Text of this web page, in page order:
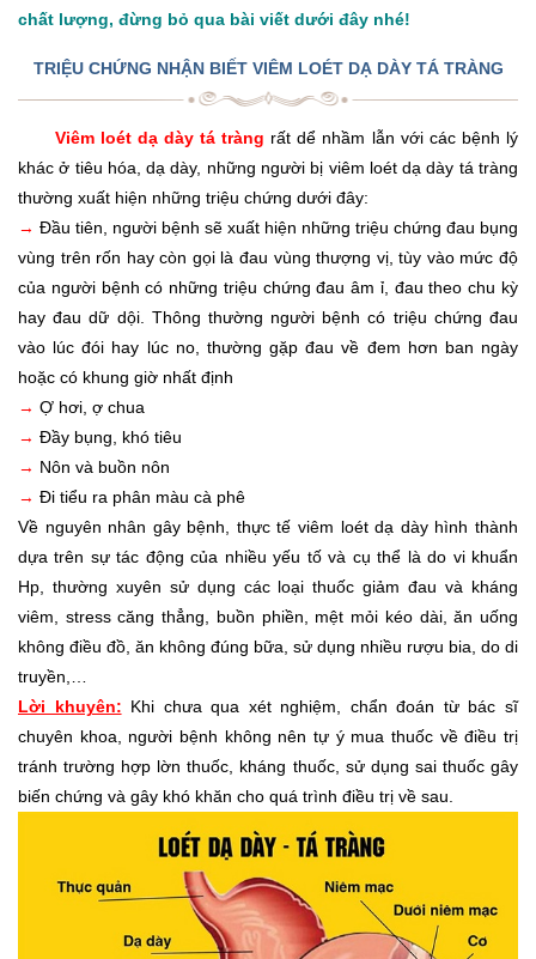
chất lượng, đừng bỏ qua bài viết dưới đây nhé!
TRIỆU CHỨNG NHẬN BIẾT VIÊM LOÉT DẠ DÀY TÁ TRÀNG
Viêm loét dạ dày tá tràng rất dể nhầm lẫn với các bệnh lý
khác ở tiêu hóa, dạ dày, những người bị viêm loét dạ dày tá tràng
thường xuất hiện những triệu chứng dưới đây:
→ Đầu tiên, người bệnh sẽ xuất hiện những triệu chứng đau bụng
vùng trên rốn hay còn gọi là đau vùng thượng vị, tùy vào mức độ
của người bệnh có những triệu chứng đau âm ỉ, đau theo chu kỳ
hay đau dữ dội. Thông thường người bệnh có triệu chứng đau
vào lúc đói hay lúc no, thường gặp đau về đem hơn ban ngày
hoặc có khung giờ nhất định
→ Ợ hơi, ợ chua
→ Đầy bụng, khó tiêu
→ Nôn và buồn nôn
→ Đi tiểu ra phân màu cà phê
Về nguyên nhân gây bệnh, thực tế viêm loét dạ dày hình thành
dựa trên sự tác động của nhiều yếu tố và cụ thể là do vi khuẩn
Hp, thường xuyên sử dụng các loại thuốc giảm đau và kháng
viêm, stress căng thẳng, buồn phiền, mệt mỏi kéo dài, ăn uống
không điều đồ, ăn không đúng bữa, sử dụng nhiều rượu bia, do di
truyền,…
Lời khuyên: Khi chưa qua xét nghiệm, chẩn đoán từ bác sĩ
chuyên khoa, người bệnh không nên tự ý mua thuốc về điều trị
tránh trường hợp lờn thuốc, kháng thuốc, sử dụng sai thuốc gây
biến chứng và gây khó khăn cho quá trình điều trị về sau.